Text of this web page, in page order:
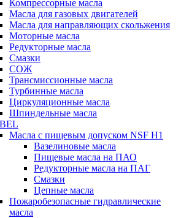
Компрессорные масла
Масла для газовых двигателей
Масла для направляющих скольжения
Моторные масла
Редукторные масла
Смазки
СОЖ
Трансмиссионные масла
Турбинные масла
Циркуляционные масла
Шпиндельные масла
Масла с пищевым допуском NSF H1
Вазелиновые масла
Пищевые масла на ПАО
Редукторные масла на ПАГ
Смазки
Цепные масла
Пожаробезопасные гидравлические
масла